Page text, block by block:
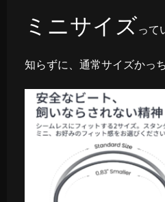
ミニサイズって
知らずに、通常サイズかっ